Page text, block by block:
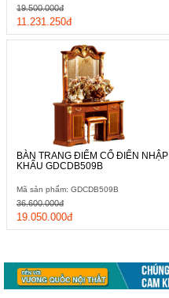
11.231.250đ
19.500.000đ
BÀN TRANG ĐIỂM CỔ ĐIỂN NHẬP
KHẨU GDCDB509B
Mã sản phẩm: GDCDB509B
19.050.000đ
36.600.000đ